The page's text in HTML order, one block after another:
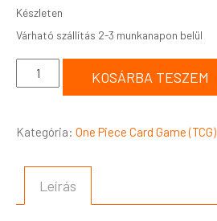
Készleten
KOSÁRBA TESZEM
Kategória: One Piece Card Game (TCG)
Leírás